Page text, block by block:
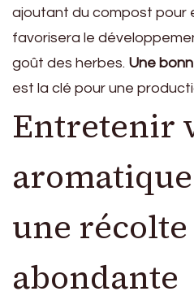
ajoutant du compost pour
favorisera le
goût des herbes. Une
est la clé pour une
Entretenir
une récolte
abondante